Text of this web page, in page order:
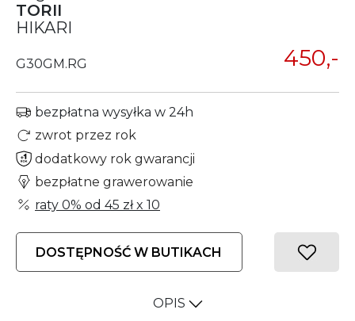
TORII
HIKARI
G30GM.RG 450,-
bezpłatna wysyłka w 24h
zwrot przez rok
dodatkowy rok gwarancji
bezpłatne grawerowanie
raty 0% od 45 złx 10
DOSTĘPNOŚĆ W BUTIKACH
OPIS